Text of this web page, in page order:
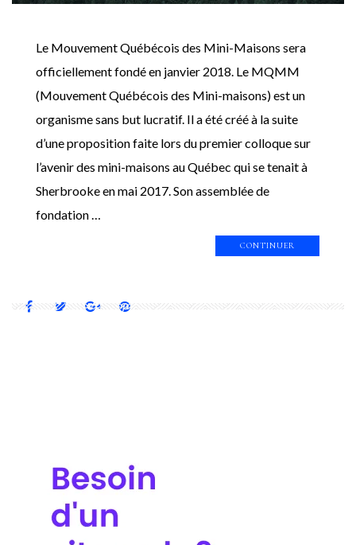
Le Mouvement Québécois des Mini-Maisons sera
officiellement fondé en janvier 2018. Le MQMM
(Mouvement Québécois des Mini-maisons) est un
organisme sans but lucratif. Il a été créé à la suite
d’une proposition faite lors du premier colloque sur
l’avenir des mini-maisons au Québec qui se tenait à
Sherbrooke en mai 2017. Son assemblée de
fondation …
CONTINUER